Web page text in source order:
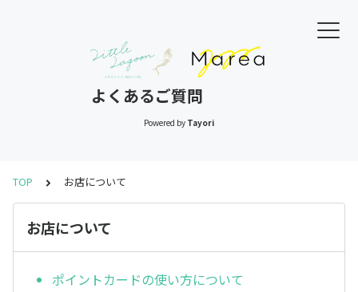
よくあるご質問
Powered by Tayori
TOP お店について
お店について
ポイントカードの使い方について